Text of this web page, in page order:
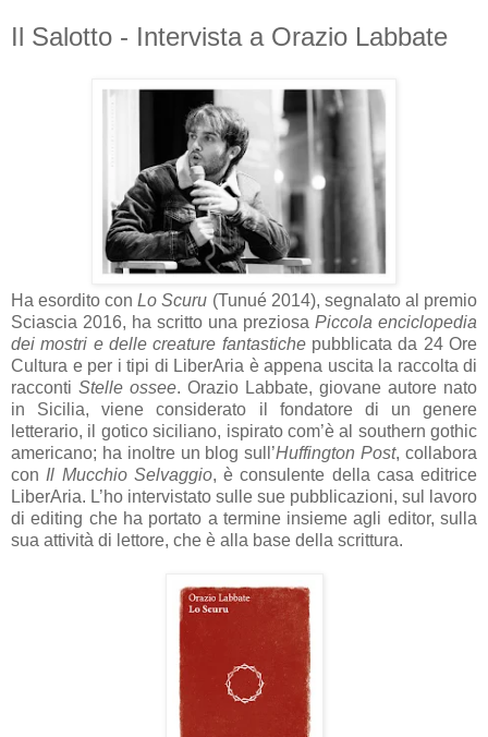
Il Salotto - Intervista a Orazio Labbate
Ha esordito con Lo Scuru (Tunué 2014), segnalato al premio
Sciascia 2016, ha scritto una preziosa Piccola enciclopedia
dei mostri e delle creature fantastiche pubblicata da 24 Ore
Cultura e per i tipi di LiberAria è appena uscita la raccolta di
racconti Stelle ossee. Orazio Labbate, giovane autore nato
in Sicilia, viene considerato il fondatore di un genere
letterario, il gotico siciliano, ispirato com’è al southern gothic
americano; ha inoltre un blog sull’Huffington Post, collabora
con Il Mucchio Selvaggio, è consulente della casa editrice
LiberAria. L’ho intervistato sulle sue pubblicazioni, sul lavoro
di editing che ha portato a termine insieme agli editor, sulla
sua attività di lettore, che è alla base della scrittura.